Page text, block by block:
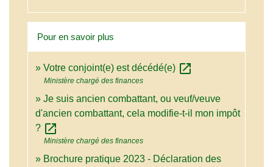
Pour en savoir plus
Votre conjoint(e) est décédé(e) open_in_new
Ministère chargé des finances
Je suis ancien combattant, ou veuf/veuve
d'ancien combattant, cela modifie-t-il mon impôt
? open_in_new
Ministère chargé des finances
Brochure pratique 2023 - Déclaration des